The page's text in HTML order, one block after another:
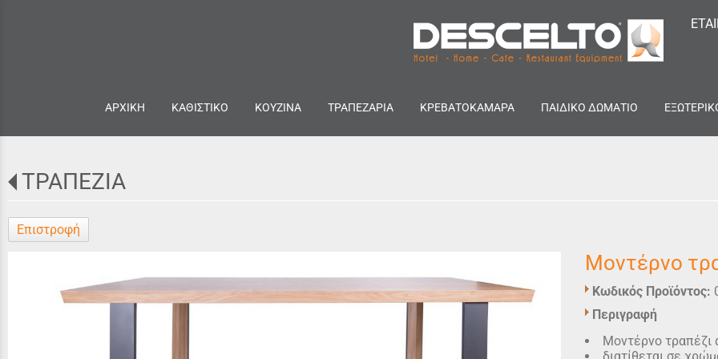
ΑΡΧΙΚΗ ΚΑΘΙΣΤΙΚΟ ΚΟΥΖΙΝΑ ΤΡΑΠΕΖΑΡΙΑ ΚΡΕΒΑΤΟΚΑΜΑΡΑ ΠΑΙΔΙΚΟ ΔΩΜΑΤΙΟ
ΤΡΑΠΕΖΙΑ
Επιστροφή
Μοντέρνο
Κωδικός Προϊόντος:
Περιγραφή
Μοντέρνο τραπέζι